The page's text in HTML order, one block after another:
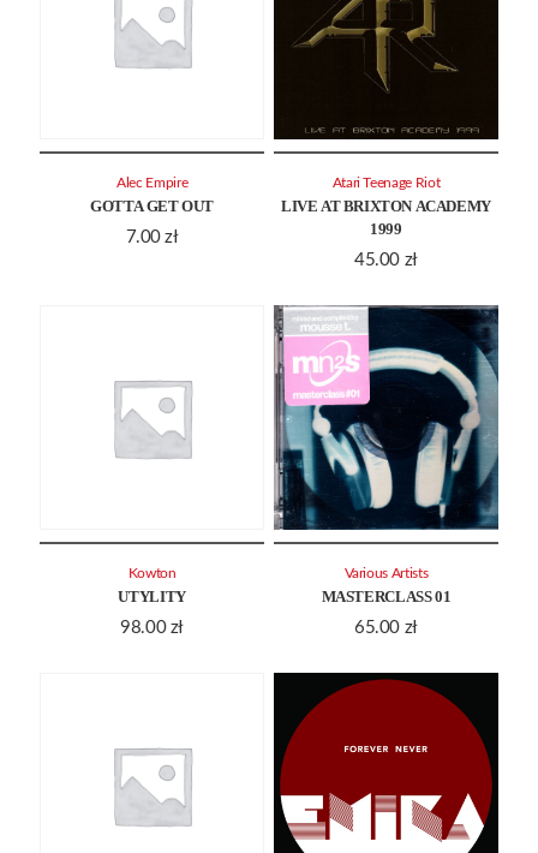
GOTTA GET OUT
7.00zł
Alec Empire
LIVE AT BRIXTON ACADEMY
1999
45.00 zł
Atari Teenage Riot
UTYLITY
98.00 zł
Kowton
MASTERCLASS 01
65.00 zł
Various Artists